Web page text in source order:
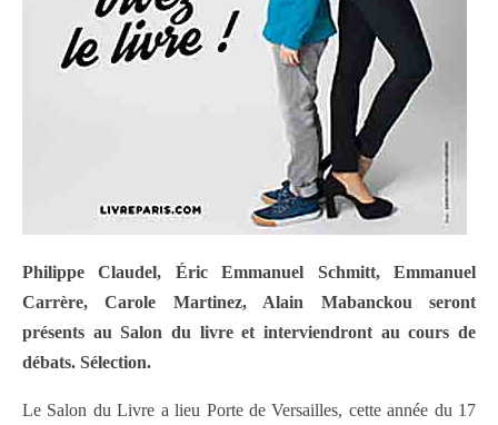
Philippe Claudel, Éric Emmanuel Schmitt, Emmanuel
Carrère, Carole Martinez, Alain Mabanckou seront
présents au Salon du livre et interviendront au cours de
débats. Sélection.
Le Salon du Livre a lieu Porte de Versailles, cette année du 17